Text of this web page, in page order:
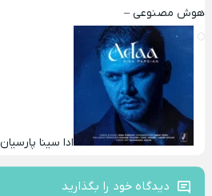
هوش مصنوعی –
ادا سینا پارسیان
دیدگاه خود را بگذارید